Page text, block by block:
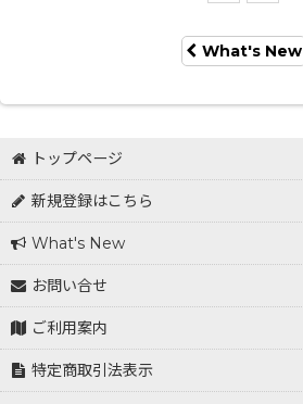
What's New
トップページ
新規登録はこちら
What's New
お問い合せ
ご利用案内
特定商取引法表示